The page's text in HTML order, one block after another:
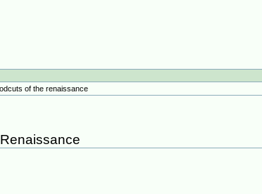
of the renaissance